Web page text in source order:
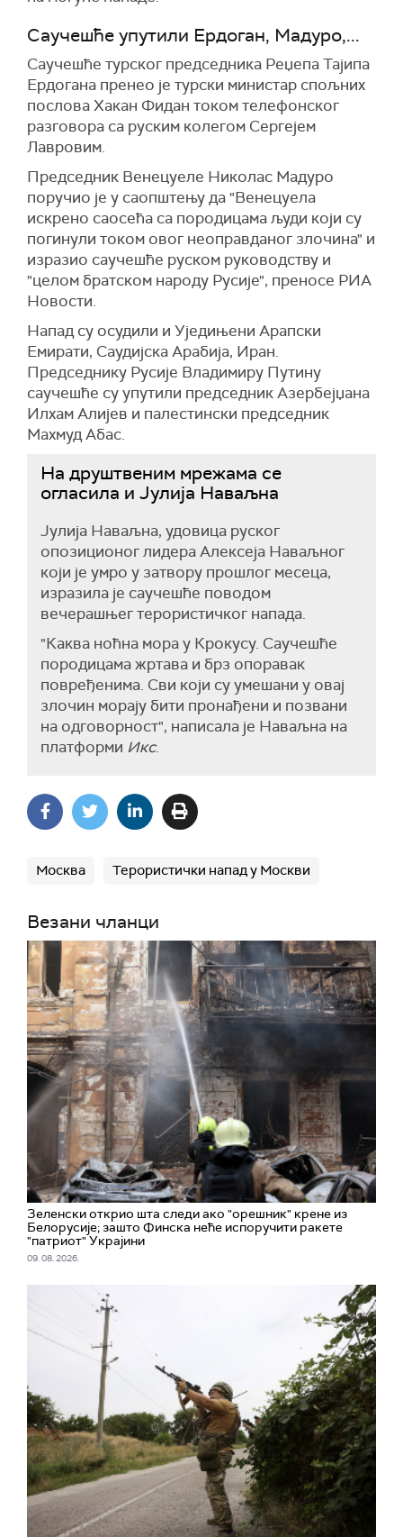
Саучешће упутили Ердоган, Мадуро,...
Саучешће турског председника Реџепа Тајипа
Ердогана пренео је турски министар спољних
послова Хакан Фидан током телефонског
разговора са руским колегом Сергејем
Лавровим.
Председник Венецуеле Николас Мадуро
поручио је у саопштењу да "Венецуела
искрено саосећа са породицама људи који су
погинули током овог неоправданог злочина" и
изразио саучешће руском руководству и
"целом братском народу Русије", преносе РИА
Новости.
Напад су осудили и Уједињени Арапски
Емирати, Саудијска Арабија, Иран.
Председнику Русије Владимиру Путину
саучешће су упутили председник Азербејџана
Илхам Алијев и палестински председник
Махмуд Абас.
На друштвеним мрежама се
огласила и Јулија Наваљна
Јулија Наваљна, удовица руског
опозиционог лидера Алексеја Наваљног
који је умро у затвору прошлог месеца,
изразила је саучешће поводом
вечерашњег терористичког напада.
"Каква ноћна мора у Крокусу. Саучешће
породицама жртава и брз опоравак
повређенима. Сви који су умешани у овај
злочин морају бити пронађени и позвани
на одговорност", написала је Наваљна на
платформи Икс.
Москва Терористички напад у Москви
Везани чланци
Зеленски открио шта следи ако "орешник" крене из
Белорусије; зашто Финска неће испоручити ракете
"патриот" Украјини
09. 08. 2026.